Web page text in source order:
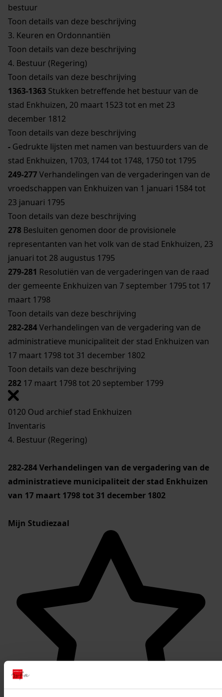
bestuur
Toon details van deze beschrijving
3. Keuren en Ordonnantiën
Toon details van deze beschrijving
4. Bestuur (Regering)
Toon details van deze beschrijving
1363-1363 Stukken betreffende het bestuur van de
stad Enkhuizen, 20 maart 1523 tot en met 23
december 1812
Toon details van deze beschrijving
- Gedrukte lijsten met namen van bestuurders van de
stad Enkhuizen, 1703, 1744 tot 1748, 1750 tot 1795
249-277Verhandelingen van de vergaderingen van de
vroedschappen van Enkhuizen van 1 januari 1584 tot
23 januari 1795
Toon details van deze beschrijving
278 Besluiten genomen door de provisionele
representanten van het volk van de stad Enkhuizen, 23
januari tot 28 augustus 1795
279-281 Resolutiën van de vergaderingen van de raad
der gemeente Enkhuizen van 7 september 1795 tot 17
maart 1798
Toon details van deze beschrijving
282-284Verhandelingen van de vergadering van de
administratieve municipaliteit der stad Enkhuizen van
17 maart 1798 tot 31 december 1802
Toon details van deze beschrijving
282 17 maart 1798 tot 20 september 1799
0120 Oud archief stad Enkhuizen
Inventaris
4. Bestuur (Regering)
282-284Verhandelingen van de vergadering van de
administratieve municipaliteit der stad Enkhuizen
van 17 maart 1798 tot 31 december 1802
Mijn Studiezaal